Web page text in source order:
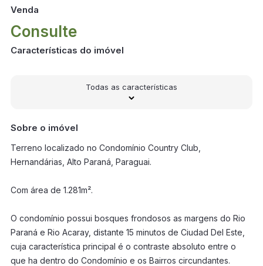
Venda
Consulte
Características do imóvel
Todas as características
Sobre o imóvel
Terreno localizado no Condomínio Country Club,
Hernandárias, Alto Paraná, Paraguai.
Com área de 1.281m².
O condomínio possui bosques frondosos as margens do Rio
Paraná e Rio Acaray, distante 15 minutos de Ciudad Del Este,
cuja característica principal é o contraste absoluto entre o
que ha dentro do Condomínio e os Bairros circundantes.